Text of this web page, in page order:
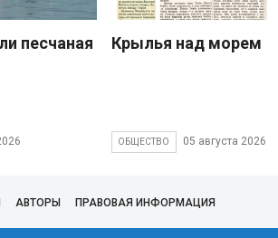
песчаная
Крылья над морем
ОБЩЕСТВО 05 августа 2026
АВТОРЫ ПРАВОВАЯ ИНФОРМАЦИЯ